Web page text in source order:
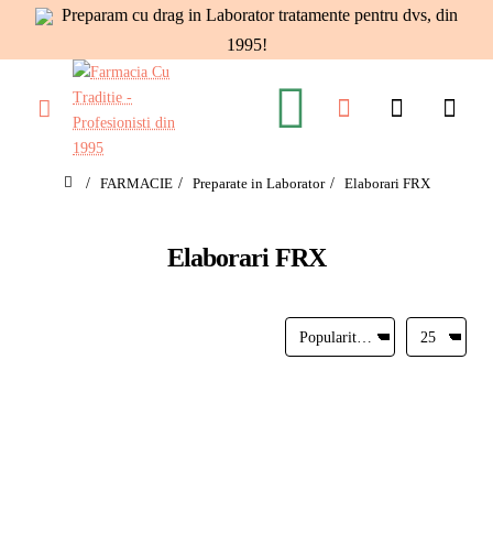
Preparam cu drag in Laborator tratamente pentru dvs, din
1995!
Elaborari FRX
FARMACIE Preparate in Laborator Elaborari FRX